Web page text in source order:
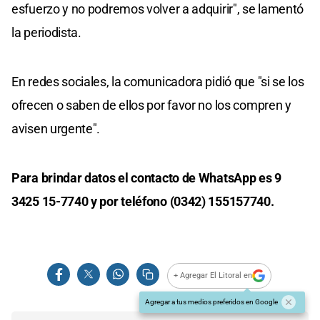
esfuerzo y no podremos volver a adquirir", se lamentó
la periodista.
En redes sociales, la comunicadora pidió que "si se los
ofrecen o saben de ellos por favor no los compren y
avisen urgente".
Para brindar datos el contacto de WhatsApp es 9
3425 15-7740 y por teléfono (0342) 155157740.
+ Agregar El Litoral en
Agregar a tus medios preferidos en Google